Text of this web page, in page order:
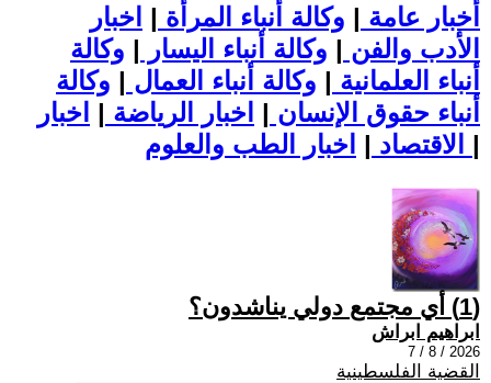
أخبار عامة | وكالة أنباء المرأة | اخبار
الأدب والفن | وكالة أنباء اليسار | وكالة
أنباء العلمانية | وكالة أنباء العمال | وكالة
أنباء حقوق الإنسان | اخبار الرياضة | اخبار
الاقتصاد | |
(1) أي مجتمع دولي يناشدون؟
ابراهيم ابراش
2026 / 8 / 7
القضية الفلسطينية